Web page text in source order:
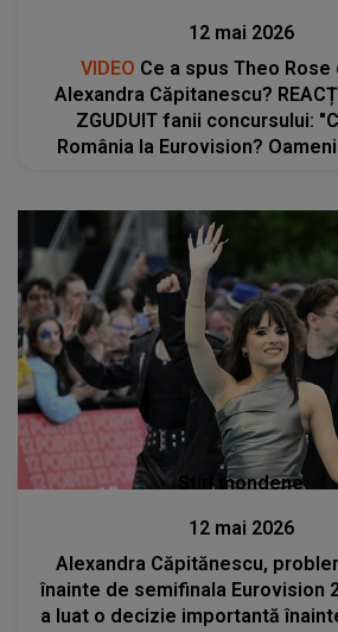
12 mai 2026
VIDEO Ce a spus Theo
Alexandra Căpitanescu?
ZGUDUIT fanii concursului:
România la Eurovision?
Stiri mondene
12 mai 2026
Alexandra Căpitănescu,
înainte de semifinala Eurovision
a luat o decizie importantă